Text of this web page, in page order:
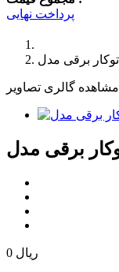
پرداخت نهایی
مشاهده گالری تصاویر
0 ریال